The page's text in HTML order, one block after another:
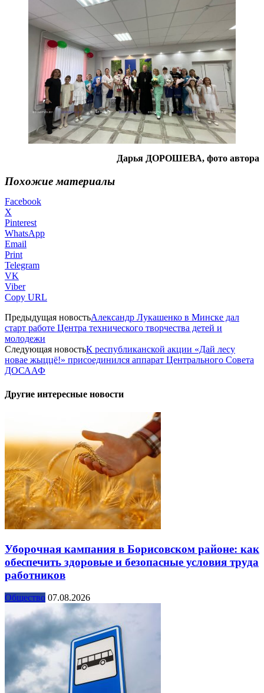
Дарья ДОРОШЕВА, фото автора
Похожие материалы
Facebook
X
Pinterest
WhatsApp
Email
Print
Telegram
VK
Viber
Copy URL
Предыдущая новостьАлександр Лукашенко в Минске дал
старт работе Центра технического творчества детей и
молодежи
Следующая новостьК республиканской акции «Дай лесу
новае жыццё!» присоединился аппарат Центрального Совета
ДОСААФ
Другие интересные новости
Уборочная кампания в Борисовском районе: как
обеспечить здоровые и безопасные условия труда
работников
Общество 07.08.2026